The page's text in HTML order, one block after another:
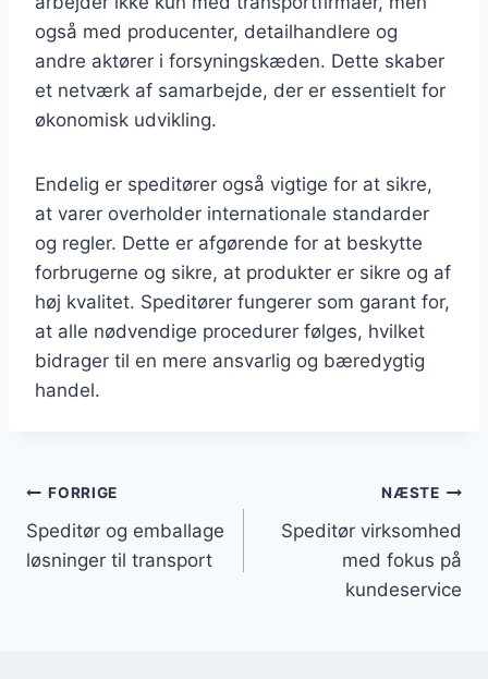
også med producenter, detailhandlere og
andre aktører i forsyningskæden. Dette skaber
et netværk af samarbejde, der er essentielt for
økonomisk udvikling.
Endelig er speditører også vigtige for at sikre,
at varer overholder internationale standarder
og regler. Dette er afgørende for at beskytte
forbrugerne og sikre, at produkter er sikre og af
høj kvalitet. Speditører fungerer som garant for,
at alle nødvendige procedurer følges, hvilket
bidrager til en mere ansvarlig og bæredygtig
handel.
Indlægsnavigation
FORRIGE
Speditør og emballage
løsninger til transport
NÆSTE
Speditør virksomhed
med fokus på
kundeservice